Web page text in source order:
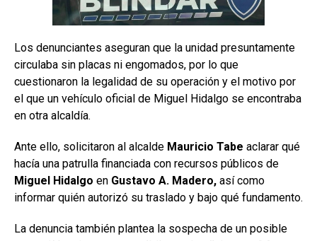
Los denunciantes aseguran que la unidad presuntamente
circulaba sin placas ni engomados, por lo que
cuestionaron la legalidad de su operación y el motivo por
el que un vehículo oficial de Miguel Hidalgo se encontraba
en otra alcaldía.
Ante ello, solicitaron al alcalde Mauricio Tabe aclarar qué
hacía una patrulla financiada con recursos públicos de
Miguel Hidalgo en Gustavo A. Madero, así como
informar quién autorizó su traslado y bajo qué fundamento.
La denuncia también plantea la sospecha de un posible